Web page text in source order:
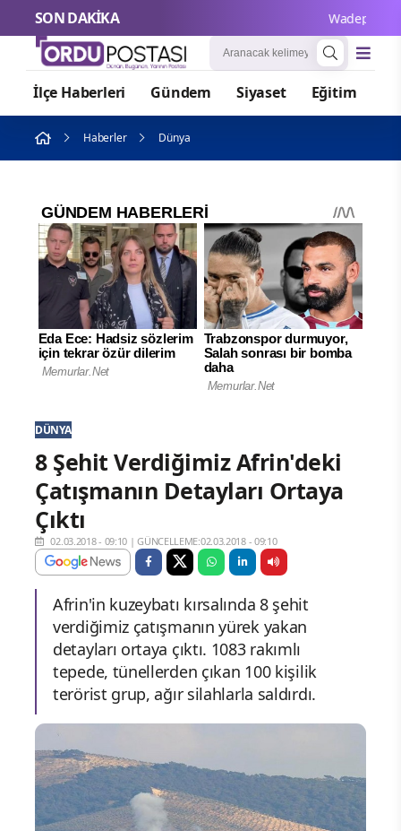
SON DAKİKA Wadephul’dan
İlçe Haberleri Gündem Siyaset Eğitim
Haberler Dünya
DÜNYA
8 Şehit Verdiğimiz Afrin'deki
Çatışmanın Detayları Ortaya
Çıktı
02.03.2018 - 09:10 |GÜNCELLEME:02.03.2018 - 09:10
Afrin'in kuzeybatı kırsalında 8 şehit
verdiğimiz çatışmanın yürek yakan
detayları ortaya çıktı. 1083 rakımlı
tepede, tünellerden çıkan 100 kişilik
terörist grup, ağır silahlarla saldırdı.